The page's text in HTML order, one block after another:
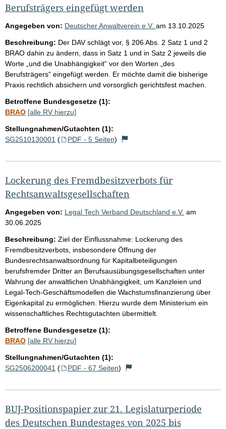
Berufsträgers eingefügt werden
Angegeben von: Deutscher Anwaltverein e.V. am 13.10.2025
Beschreibung: Der DAV schlägt vor, § 206 Abs. 2 Satz 1 und 2
BRAO dahin zu ändern, dass in Satz 1 und in Satz 2 jeweils die
Worte „und die Unabhängigkeit“ vor den Worten „des
Berufsträgers“ eingefügt werden. Er möchte damit die bisherige
Praxis rechtlich absichern und vorsorglich gerichtsfest machen.
Betroffene Bundesgesetze (1):
BRAO [alle RV hierzu]
Stellungnahmen/Gutachten (1):
SG2510130001 ( PDF - 5 Seiten)
Lockerung des Fremdbesitzverbots für
Rechtsanwaltsgesellschaften
Angegeben von: Legal Tech Verband Deutschland e.V. am
30.06.2025
Beschreibung: Ziel der Einflussnahme: Lockerung des
Fremdbesitzverbots, insbesondere Öffnung der
Bundesrechtsanwaltsordnung für Kapitalbeteiligungen
berufsfremder Dritter an Berufsausübungsgesellschaften unter
Wahrung der anwaltlichen Unabhängigkeit, um Kanzleien und
Legal-Tech-Geschäftsmodellen die Wachstumsfinanzierung über
Eigenkapital zu ermöglichen. Hierzu wurde dem Ministerium ein
wissenschaftliches Rechtsgutachten übermittelt.
Betroffene Bundesgesetze (1):
BRAO [alle RV hierzu]
Stellungnahmen/Gutachten (1):
SG2506200041 ( PDF - 67 Seiten)
BUJ-Positionspapier zur 21. Legislaturperiode
des Deutschen Bundestages von 2025 bis